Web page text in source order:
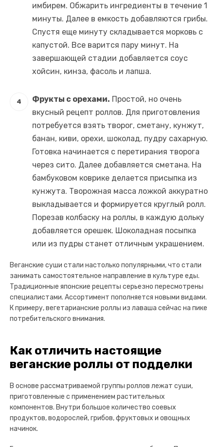
имбирем. Обжарить ингредиенты в течение 1
минуты. Далее в емкость добавляются грибы.
Спустя еще минуту складывается морковь с
капустой. Все варится пару минут. На
завершающей стадии добавляется соус
хойсин, кинза, фасоль и лапша.
Фрукты с орехами. Простой, но очень
вкусный рецепт роллов. Для приготовления
потребуется взять творог, сметану, кунжут,
банан, киви, орехи, шоколад, пудру сахарную.
Готовка начинается с перетирания творога
через сито. Далее добавляется сметана. На
бамбуковом коврике делается присыпка из
кунжута. Творожная масса ложкой аккуратно
выкладывается и формируется круглый ролл.
Порезав колбаску на роллы, в каждую дольку
добавляется орешек. Шоколадная посыпка
или из пудры станет отличным украшением.
Веганские суши стали настолько популярными, что стали
занимать самостоятельное направление в культуре еды.
Традиционные японские рецепты серьезно пересмотрены
специалистами. Ассортимент пополняется новыми видами.
К примеру, вегетарианские роллы из лаваша сейчас на пике
потребительского внимания.
Как отличить настоящие
веганские роллы от подделки
В основе рассматриваемой группы роллов лежат суши,
приготовленные с применением растительных
компонентов. Внутри большое количество соевых
продуктов, водорослей, грибов, фруктовых и овощных
начинок.